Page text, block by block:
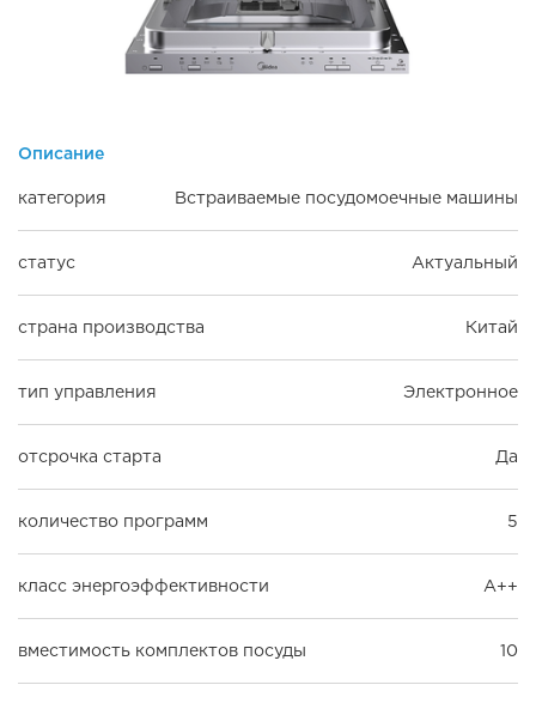
Описание
категория Встраиваемые посудомоечные машины
статус Актуальный
страна производства Китай
тип управления Электронное
отсрочка старта Да
количество программ 5
класс энергоэффективности A++
вместимость комплектов посуды 10